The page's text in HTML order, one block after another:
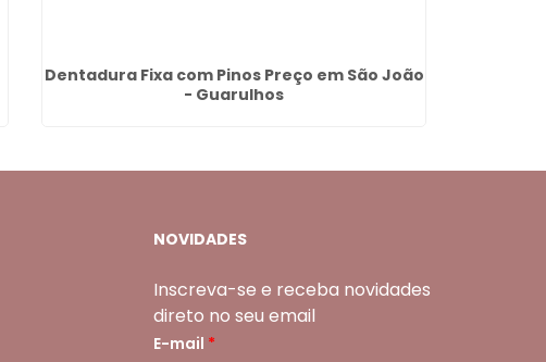
Dentadura Fixa com Pinos Preço em São João
- Guarulhos
NOVIDADES
Inscreva-se e receba novidades
direto no seu email
E-mail *